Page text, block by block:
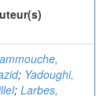
; Yadoughi,
; Larbes,